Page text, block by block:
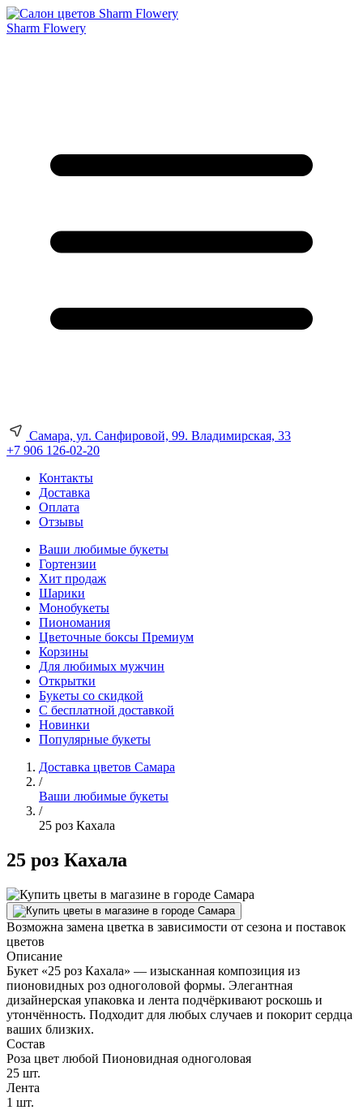
Sharm Flowery
Самара, ул. Санфировой, 99. Владимирская, 33
+7 906 126-02-20
Контакты
Доставка
Оплата
Отзывы
Ваши любимые букеты
Гортензии
Хит продаж
Шарики
Монобукеты
Пиономания
Цветочные боксы Премиум
Корзины
Для любимых мужчин
Открытки
Букеты со скидкой
С бесплатной доставкой
Новинки
Популярные букеты
Доставка цветов Самара
/
Ваши любимые букеты
/
25 роз Кахала
25 роз Кахала
Возможна замена цветка в зависимости от сезона и поставок
цветов
Описание
Букет «25 роз Кахала» — изысканная композиция из
пионовидных роз одноголовой формы. Элегантная
дизайнерская упаковка и лента подчёркивают роскошь и
утончённость. Подходит для любых случаев и покорит сердца
ваших близких.
Состав
Роза цвет любой Пионовидная одноголовая
25 шт.
Лента
1 шт.